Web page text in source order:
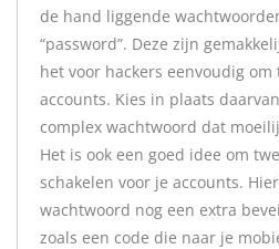
de hand liggende
“password”. Deze zijn
het voor hackers eenvoudig
accounts. Kies in plaats
complex wachtwoord dat
Het is ook een goed idee om
schakelen voor je accounts.
wachtwoord nog een extra
zoals een code die naar je